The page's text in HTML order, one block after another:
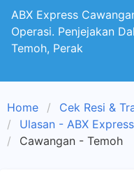
ABX Express
Operasi. Penjejakan
Temoh, Perak
Home
Cek Resi &
Ulasan - ABX Express
Cawangan - Temoh